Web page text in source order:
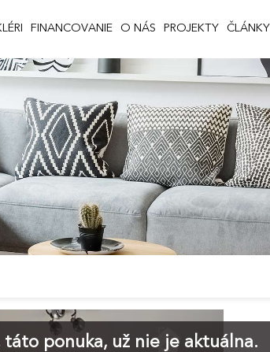
FINANCOVANIE O NÁS PROJEKTY ČLÁNKY
ponuka, už nie je aktuálna.